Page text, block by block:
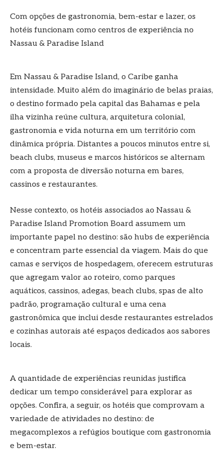
Com opções de gastronomia, bem-estar e lazer, os
hotéis funcionam como centros de experiência no
Nassau & Paradise Island
Em Nassau & Paradise Island, o Caribe ganha
intensidade. Muito além do imaginário de belas praias,
o destino formado pela capital das Bahamas e pela
ilha vizinha reúne cultura, arquitetura colonial,
gastronomia e vida noturna em um território com
dinâmica própria. Distantes a poucos minutos entre si,
beach clubs, museus e marcos históricos se alternam
com a proposta de diversão noturna em bares,
cassinos e restaurantes.
Nesse contexto, os hotéis associados ao Nassau &
Paradise Island Promotion Board assumem um
importante papel no destino: são hubs de experiência
e concentram parte essencial da viagem. Mais do que
camas e serviços de hospedagem, oferecem estruturas
que agregam valor ao roteiro, como parques
aquáticos, cassinos, adegas, beach clubs, spas de alto
padrão, programação cultural e uma cena
gastronômica que inclui desde restaurantes estrelados
e cozinhas autorais até espaços dedicados aos sabores
locais.
A quantidade de experiências reunidas justifica
dedicar um tempo considerável para explorar as
opções. Confira, a seguir, os hotéis que comprovam a
variedade de atividades no destino: de
megacomplexos a refúgios boutique com gastronomia
e bem-estar.